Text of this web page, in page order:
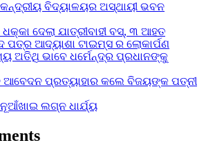
ବିଦ୍ୟାଳୟର ଅସ୍ଥାୟୀ ଭବନ
ଦେଲା ଯାତ୍ରୀବାହୀ ବସ୍‌, ୩ ଆହତ
ପତ୍ର ଆଦ୍ୟାଶା ଟାଇମ୍ସ ର ଲୋକାର୍ପଣ
ଅତିଥି ଭାବେ ଧର୍ମେନ୍ଦ୍ର ପ୍ରଧାନଙ୍କୁ
ଆବେଦନ ପ୍ରତ୍ୟାହାର କଲେ ବିଜୟଙ୍କ ପତ୍ନୀ
ଲଗ୍ନ ଧାର୍ଯ୍ୟ